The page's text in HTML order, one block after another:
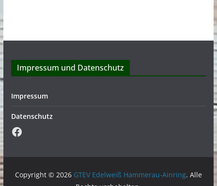
Impressum und Datenschutz
Impressum
Datenschutz
Facebook
Copyright © 2026 GTEV Edelweiß Hammerau-Ainring. Alle